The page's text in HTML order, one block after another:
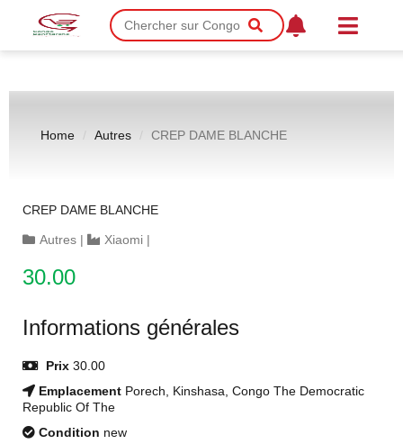
Home Autres CREP DAME BLANCHE
CREP DAME BLANCHE
Autres | Xiaomi |
30.00
Informations générales
Prix 30.00
Emplacement Porech, Kinshasa, Congo The Democratic
Republic Of The
Condition new